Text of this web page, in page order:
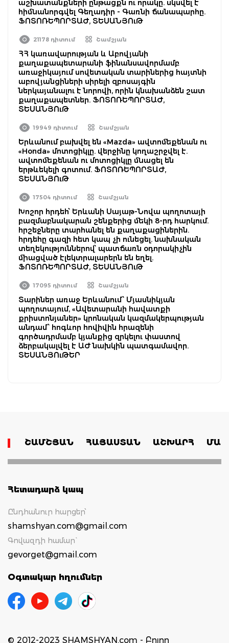
աշխատանքների ընթացքն ու որակը. սկսվել է
հիմնանորգվել Գեղադիր - Գառնի ճանապարհը.
ՖՈՏՈՌԵՊՈՐՏԱԺ, ՏԵՍԱՆՅՈւԹ
21178 դիտում Շամշյան
ՀՀ կառավարության և Աբովյանի
քաղաքապետարանի ֆինանսավորմամբ
առաջիկայում սովետական տարիներից հայտնի
աբովյանցիների սիրելի զբոսայգին
ներկայանալու է նորովի, որին կնախանձեն շատ
քաղաքապետներ. ՖՈՏՈՌԵՊՈՐՏԱԺ,
ՏԵՍԱՆՅՈւԹ
19949 դիտում Շամշյան
Երևանում բախվել են «Mazda» ավտոմեքենան ու
«Honda» մոտոցիկլը. վերջինը կողաշրջվել է.
ավտոմեքենան ու մոտոցիկլը մնացել են
երթևեկելի գոտում. ՖՈՏՈՌԵՊՈՐՏԱԺ,
ՏԵՍԱՆՅՈւԹ
17504 դիտում Շամշյան
Խոշոր հրդեհ՝ Երևանի Սայաթ-Նովա պողոտայի
բազմաբնակարան շենքերից մեկի 8-րդ հարկում.
հրշեջները տարհանել են քաղաքացիներին.
հրդեհը գազի հետ կապ չի ունեցել. նախնական
տեղեկություններով՝ պատճառն օդորակիչին
միացված էլեկտրալարերն են եղել.
ՖՈՏՈՌԵՊՈՐՏԱԺ, ՏԵՍԱՆՅՈւԹ
17095 դիտում Շամշյան
Տարիներ առաջ Երևանում՝ Մյասնիկյան
պողոտայում, «Ավետարանի հավատքի
քրիստոնյաներ» կրոնական կազմակերպության
անդամ՝ հոգևոր հովիվին հրազենի
գործադրմամբ կյանքից զրկելու փաստով
ձերբակալվել է ԱԺ նախկին պատգամավոր.
ՏԵՍԱՆՅՈւԹԵՐ
ՇԱՄՇՅԱՆ ՀԱՅԱՍՏԱՆ ԱՇԽԱՐՀ
Հետադարձ կապ
Ընդհանուր հարցեր՝
shamshyan.com@gmail.com
Գովազդի համար`
gevorget@gmail.com
Օգտակար հղումներ
© 2012-2023 SHAMSHYAN.com - Բոլոր